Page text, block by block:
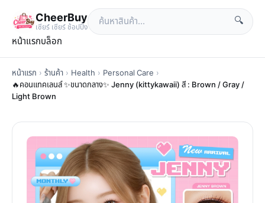
CheerBuy
เซียร์ เซียร์ ช้อปปิ้ง
🔍
หน้าแรกบล็อก
หน้าแรก › ร้านค้า › Health › Personal Care ›
🔥คอนแทคเลนส์ ✨ขนาดกลาง✨ Jenny (kittykawaii) สี : Brown / Gray /
Light Brown